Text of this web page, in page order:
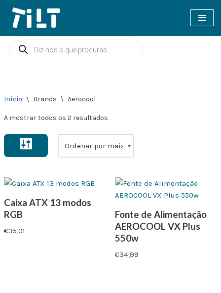
Avançar
para
Início \ Brands \ Aerocool
A mostrar todos os 2 resultados
Caixa ATX 13 modos
RGB
€35,01
Fonte de Alimentação
AEROCOOL VX Plus
550w
€34,99